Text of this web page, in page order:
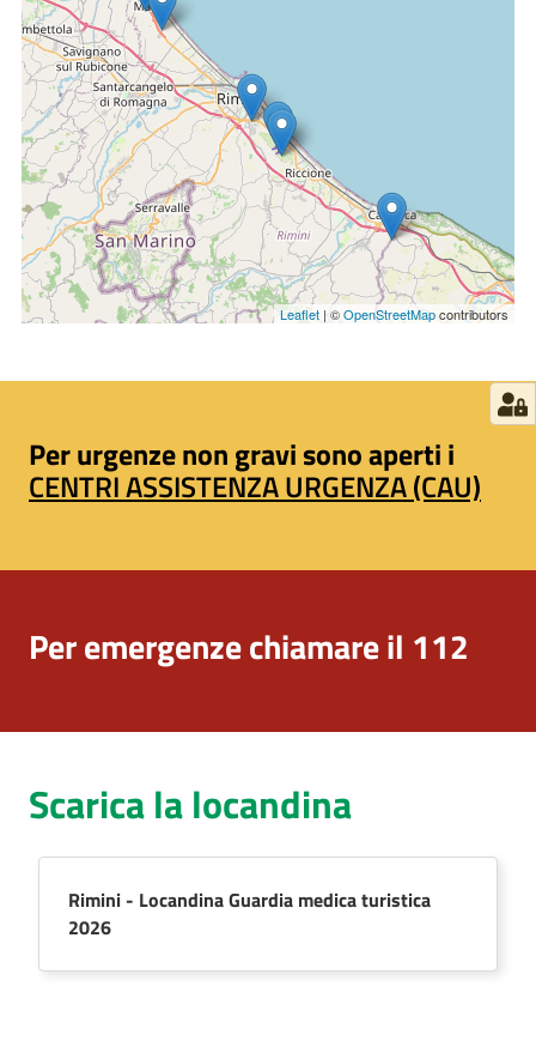
Leaflet | ©OpenStreetMapcontributors
Per urgenze non gravi sono aperti i
CENTRI ASSISTENZA URGENZA (CAU)
Per emergenze chiamare il 112
Scarica la locandina
Rimini - Locandina Guardia medica turistica
2026